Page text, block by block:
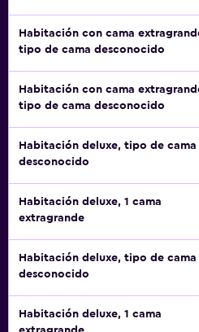
Habitación con cama
tipo de cama desconocido
Habitación con cama
tipo de cama desconocido
Habitación deluxe, tipo de cama
desconocido
Habitación deluxe, 1 cama
extragrande
Habitación deluxe, tipo de cama
desconocido
Habitación deluxe, 1 cama